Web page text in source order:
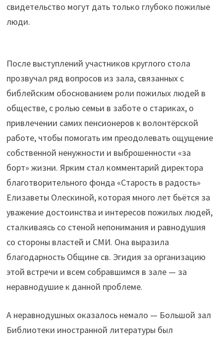
свидетельство могут дать только глубоко пожилые
люди.
После выступлений участников круглого стола
прозвучал ряд вопросов из зала, связанных с
библейским обоснованием роли пожилых людей в
обществе, с ролью семьи в заботе о стариках, о
привлечении самих пенсионеров к волонтёрской
работе, чтобы помогать им преодолевать ощущение
собственной ненужности и выброшенности «за
борт» жизни. Ярким стал комментарий директора
благотворительного фонда «Старость в радость»
Елизаветы Олескиной, которая много лет бьётся за
уважение достоинства и интересов пожилых людей,
сталкиваясь со стеной непонимания и равнодушия
со стороны властей и СМИ. Она выразила
благодарность Общине св. Эгидия за организацию
этой встречи и всем собравшимся в зале — за
неравнодушие к данной проблеме.
А неравнодушных оказалось немало — Большой зал
Библиотеки иностранной литературы был